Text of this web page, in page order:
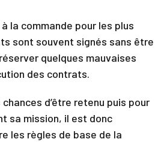
la commande pour les plus
sont souvent signés sans être
quelques mauvaises
des contrats.
d’être retenu puis pour
sa mission, il est donc
les règles de base de la